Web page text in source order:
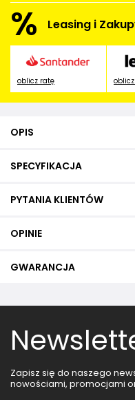
% Leasing i
oblicz ratę
OPIS
SPECYFIKACJA
PYTANIA KLIENTÓW
OPINIE
GWARANCJA
Zapisz się do naszego
nowościami, promocjami